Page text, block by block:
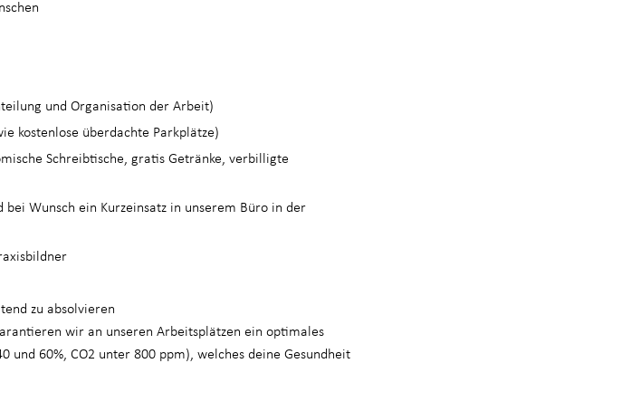
und Organisation der Arbeit)
kostenlose überdachte Parkplätze)
Schreibtische, gratis Getränke, verbilligte
Wunsch ein Kurzeinsatz in unserem Büro in der
zu absolvieren
wir an unseren Arbeitsplätzen ein optimales
und 60%, CO2 unter 800 ppm), welches deine Gesundheit